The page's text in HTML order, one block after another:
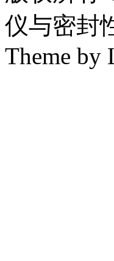
仪与密封
Theme by